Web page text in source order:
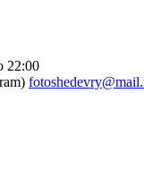
22:00